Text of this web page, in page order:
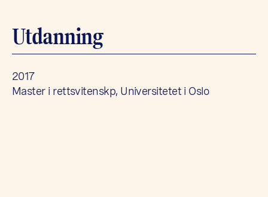
Utdanning
2017
Master i rettsvitenskp, Universitetet i Oslo